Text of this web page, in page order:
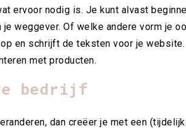
ervoor nodig is. Je kunt alvast
weggever. Of welke andere vorm je
en schrijft de teksten voor je website.
met producten.
bedrijf
dan creëer je met een